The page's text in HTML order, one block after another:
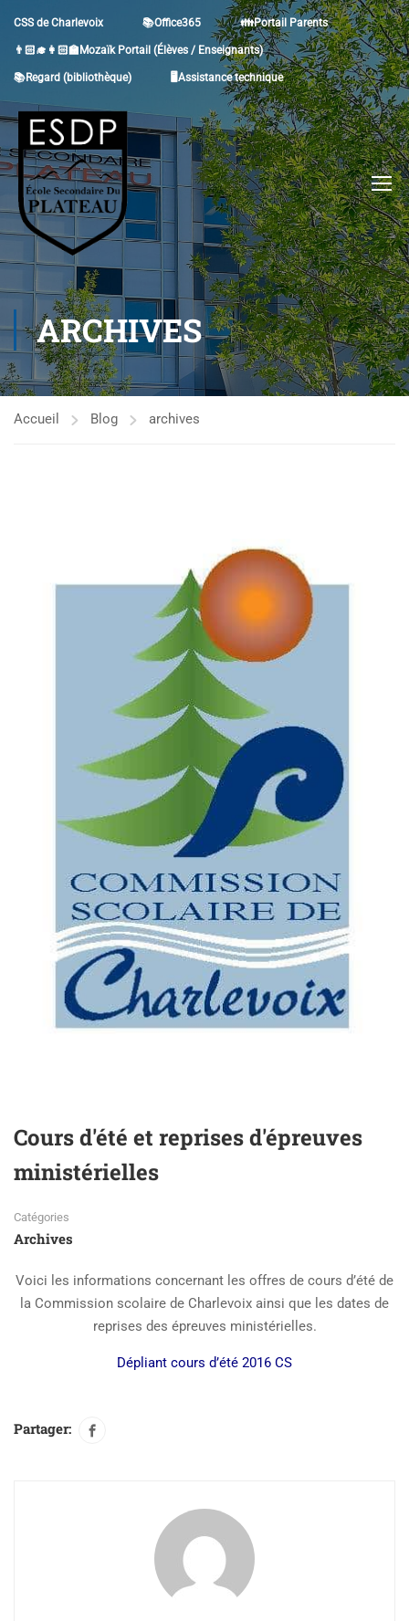
CSS de Charlevoix 📚Office365 👪Portail Parents
👨🏻‍🎓👩🏻‍🏫Mozaïk Portail (Élèves / Enseignants)
📚Regard (bibliothèque) 🖥Assistance technique
ARCHIVES
Accueil Blog archives
Cours d'été et reprises d'épreuves
ministérielles
Catégories
Archives
Voici les informations concernant les offres de cours d’été de
la Commission scolaire de Charlevoix ainsi que les dates de
reprises des épreuves ministérielles.
Dépliant cours d’été 2016 CS
Partager: